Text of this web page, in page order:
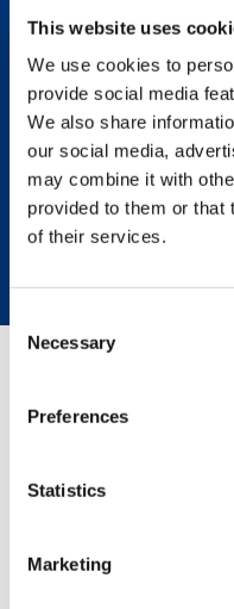
This website uses
We use cookies to
provide social media
We also share
our social media,
may combine it with
provided to them or that
of their services.
Selection
Necessary
Preferences
Statistics
Marketing
88.1600-1 è
sollevamento
braccio lungo come
impianti
eoliche e
SCHEDA DELLE
BOOSTER CC